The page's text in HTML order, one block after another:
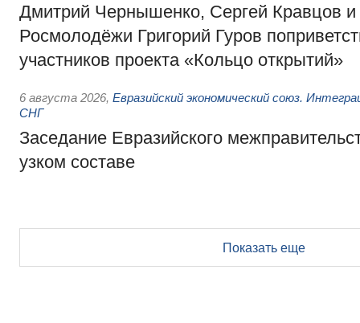
Дмитрий Чернышенко, Сергей Кравцов и
Росмолодёжи Григорий Гуров
участников проекта «Кольцо открытий»
6 августа 2026, Евразийский экономический союз.
СНГ
Заседание Евразийского
узком составе
Показать еще